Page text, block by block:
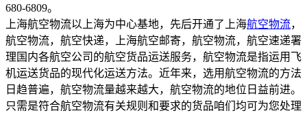
680-6809。
上海航空物流以上海为中心基地，先后开通了上海航空物流，
航空物流，航空快递，上海航空邮寄，航空物流，航空速递署
理国内各航空公司的航空货品运送服务，航空物流是指运用飞
机运送货品的现代化运送方法。近年来，选用航空物流的方法
日趋普遍，航空物流量越来越大，航空物流的地位日益前进。
只需是符合航空物流有关规则和要求的货品咱们均可为您处理